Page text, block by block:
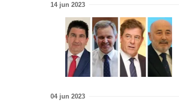
14 jun 2023
04 jun 2023